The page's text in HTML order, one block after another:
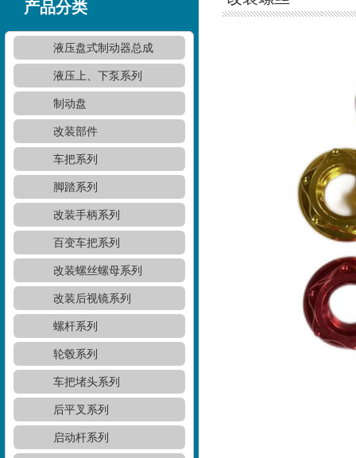
产品分类
液压盘式制动器总成
液压上、下泵系列
制动盘
改装部件
车把系列
脚踏系列
改装手柄系列
百变车把系列
改装螺丝螺母系列
改装后视镜系列
螺杆系列
轮毂系列
车把堵头系列
后平叉系列
启动杆系列